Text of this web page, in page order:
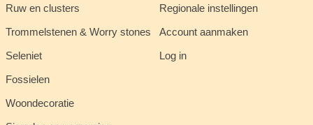
Ruw en clusters
Trommelstenen & Worry stones
Seleniet
Fossielen
Woondecoratie
Regionale instellingen
Account aanmaken
Log in